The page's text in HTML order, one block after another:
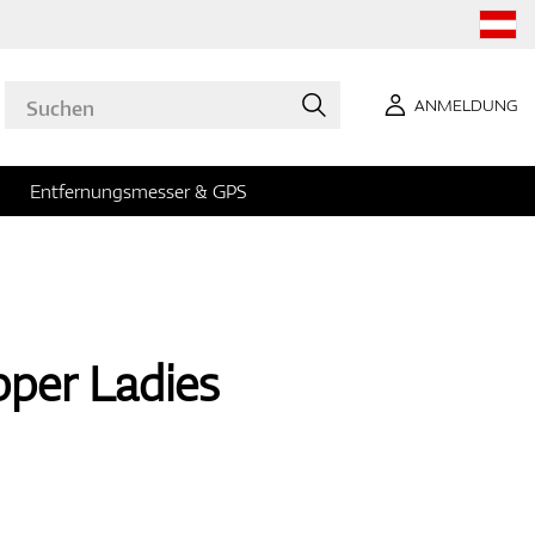
ANMELDUNG
Entfernungsmesser & GPS
Ladies